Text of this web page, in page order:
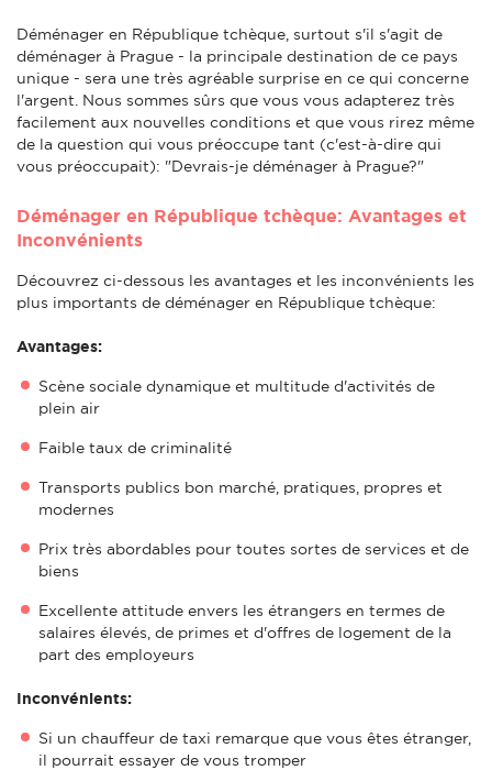
Déménager en République tchèque, surtout s'il s'agit de
déménager à Prague - la principale destination de ce pays
unique - sera une très agréable surprise en ce qui concerne
l'argent. Nous sommes sûrs que vous vous adapterez très
facilement aux nouvelles conditions et que vous rirez même
de la question qui vous préoccupe tant (c'est-à-dire qui
vous préoccupait): "Devrais-je déménager à Prague?"
Déménager en République tchèque: Avantages et
Inconvénients
Découvrez ci-dessous les avantages et les inconvénients les
plus importants de déménager en République tchèque:
Avantages:
Scène sociale dynamique et multitude d'activités de
plein air
Faible taux de criminalité
Transports publics bon marché, pratiques, propres et
modernes
Prix très abordables pour toutes sortes de services et de
biens
Excellente attitude envers les étrangers en termes de
salaires élevés, de primes et d'offres de logement de la
part des employeurs
Inconvénients:
Si un chauffeur de taxi remarque que vous êtes étranger,
il pourrait essayer de vous tromper